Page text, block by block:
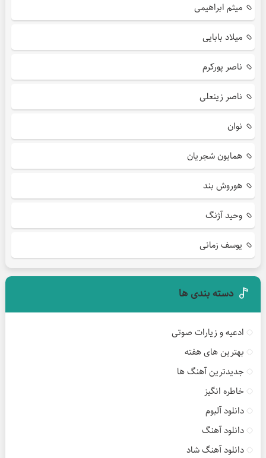
میثم ابراهیمی
میلاد بابایی
ناصر پورکرم
ناصر زینعلی
نوان
همایون شجریان
هوروش بند
وحید آژنگ
یوسف زمانی
دسته بندی ها
ادعیه و زیارات صوتی
بهترین های هفته
جدیدترین آهنگ ها
خاطره انگیز
دانلود آلبوم
دانلود آهنگ
دانلود آهنگ شاد